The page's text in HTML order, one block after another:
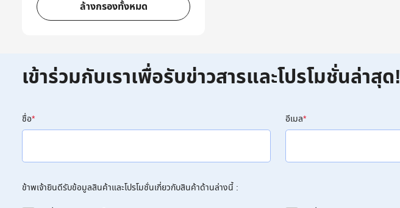
ล้างกรองทั้งหมด
เข้าร่วมกับเราเพื่อรับข่าวสารและโปรโมชั่นล่าสุด!
ชื่อ* อีเมล*
ข้าพเจ้ายินดีรับข้อมูลสินค้าและโปรโมชั่นเกี่ยวกับสินค้าด้านล่างนี้ :